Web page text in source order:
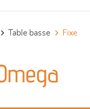
table basse fixe